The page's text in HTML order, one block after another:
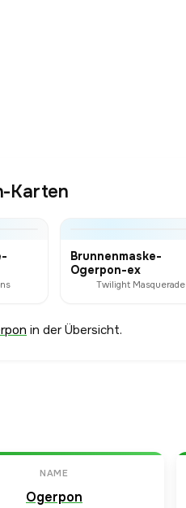
Karten
Brunnenmaske-
Ogerpon-ex
Twilight Masquerade
in der Übersicht.
NAME
Ogerpon